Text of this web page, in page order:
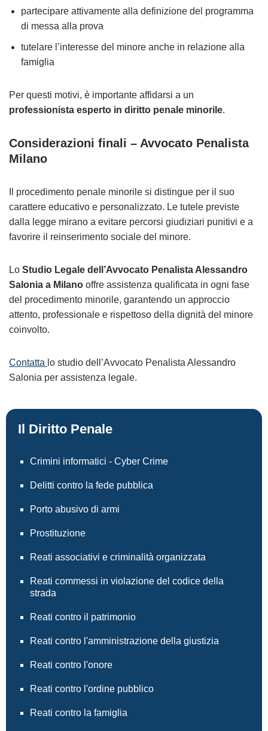
partecipare attivamente alla definizione del programma
di messa alla prova
tutelare l’interesse del minore anche in relazione alla
famiglia
Per questi motivi, è importante affidarsi a un
professionista esperto in diritto penale minorile.
Considerazioni finali – Avvocato Penalista
Milano
Il procedimento penale minorile si distingue per il suo
carattere educativo e personalizzato. Le tutele previste
dalla legge mirano a evitare percorsi giudiziari punitivi e a
favorire il reinserimento sociale del minore.
Lo Studio Legale dell’Avvocato Penalista Alessandro
Salonia a Milano offre assistenza qualificata in ogni fase
del procedimento minorile, garantendo un approccio
attento, professionale e rispettoso della dignità del minore
coinvolto.
Contatta lo studio dell’Avvocato Penalista Alessandro
Salonia per assistenza legale.
Il Diritto Penale
Crimini informatici - Cyber Crime
Delitti contro la fede pubblica
Porto abusivo di armi
Prostituzione
Reati associativi e criminalità organizzata
Reati commessi in violazione del codice della
strada
Reati contro il patrimonio
Reati contro l'amministrazione della giustizia
Reati contro l'onore
Reati contro l'ordine pubblico
Reati contro la famiglia